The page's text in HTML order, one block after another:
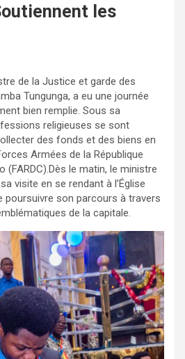
les
de la Justice et garde des
Tungunga, a eu une journée
bien remplie. Sous sa
religieuses se sont
des fonds et des biens en
Armées de la République
(FARDC).Dès le matin, le ministre
visite en se rendant à l’Église
poursuivre son parcours à travers
de la capitale.